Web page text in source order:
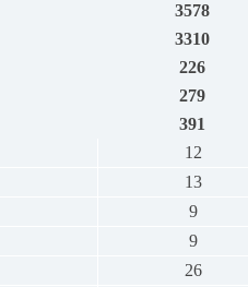
3578
3310
226
279
391
12
13
9
9
26